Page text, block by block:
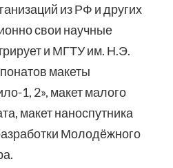
из РФ и других
свои научные
и МГТУ им. Н.Э.
макеты
1, 2», макет малого
макет наноспутника
Молодёжного